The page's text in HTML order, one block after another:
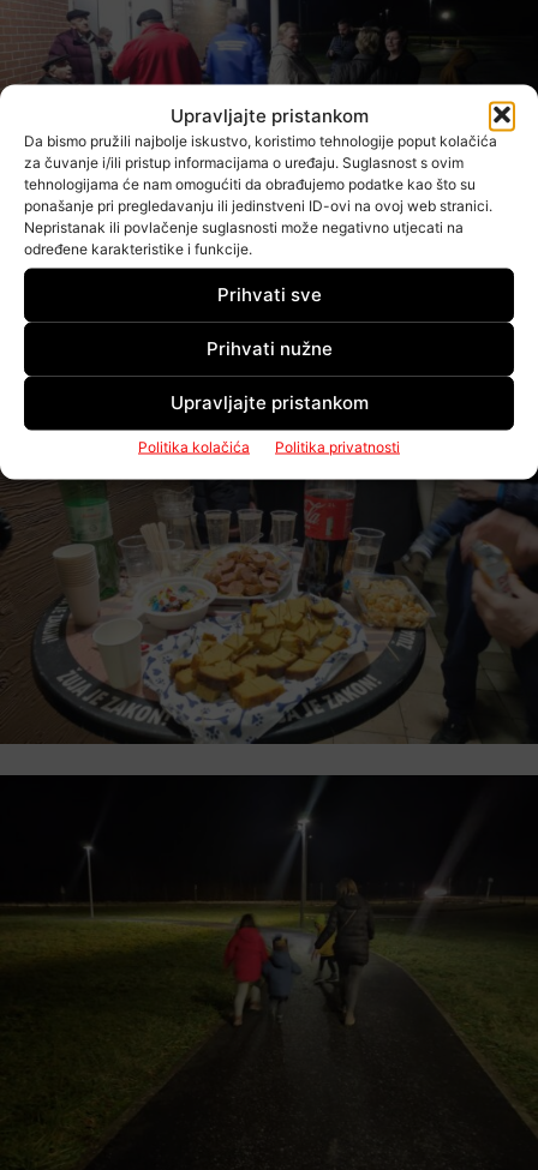
Upravljajte pristankom
Da bismo pružili najbolje iskustvo, koristimo tehnologije poput kolačića
za čuvanje i/ili pristup informacijama o uređaju. Suglasnost s ovim
tehnologijama će nam omogućiti da obrađujemo podatke kao što su
ponašanje pri pregledavanju ili jedinstveni ID-ovi na ovoj web stranici.
Nepristanak ili povlačenje suglasnosti može negativno utjecati na
određene karakteristike i funkcije.
Prihvati sve
Prihvati nužne
Upravljajte pristankom
Politika kolačića Politika privatnosti
Foto: Noć muzeja drugu godinu zaredom i u Spomen parku 153.brigade HV-a u